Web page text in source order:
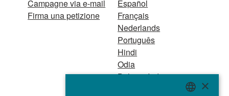
Campagne via e-mail
Firma una petizione
Español
Français
Nederlands
Português
Hindi
Odia
Bahasa Indonesia
×